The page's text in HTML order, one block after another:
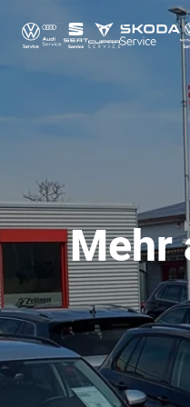
Mehr